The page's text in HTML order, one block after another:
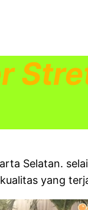
Selatan.
yang